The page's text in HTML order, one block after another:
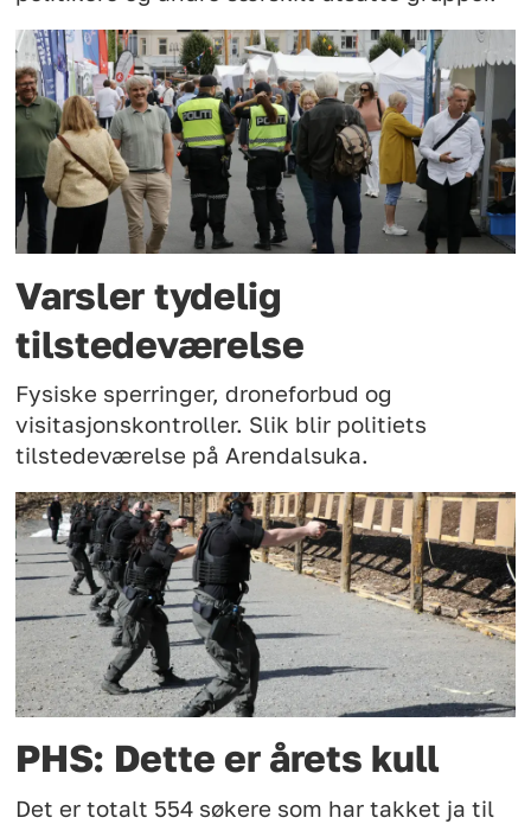
Varsler tydelig
tilstedeværelse
Fysiske sperringer, droneforbud og
visitasjonskontroller. Slik blir politiets
tilstedeværelse på Arendalsuka.
PHS: Dette er årets kull
Det er totalt 554 søkere som har takket ja til